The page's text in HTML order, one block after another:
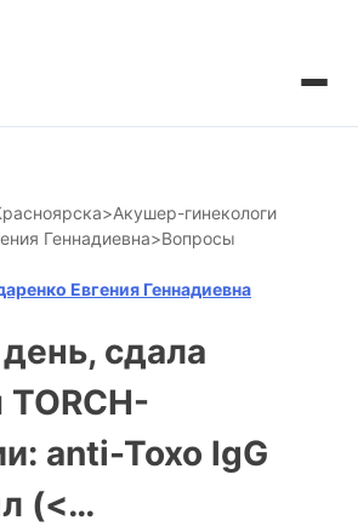
>Акушер-гинекологи
Геннадиевна>Вопросы
Евгения Геннадиевна
сдала
anti-Toxo lgG
(<…